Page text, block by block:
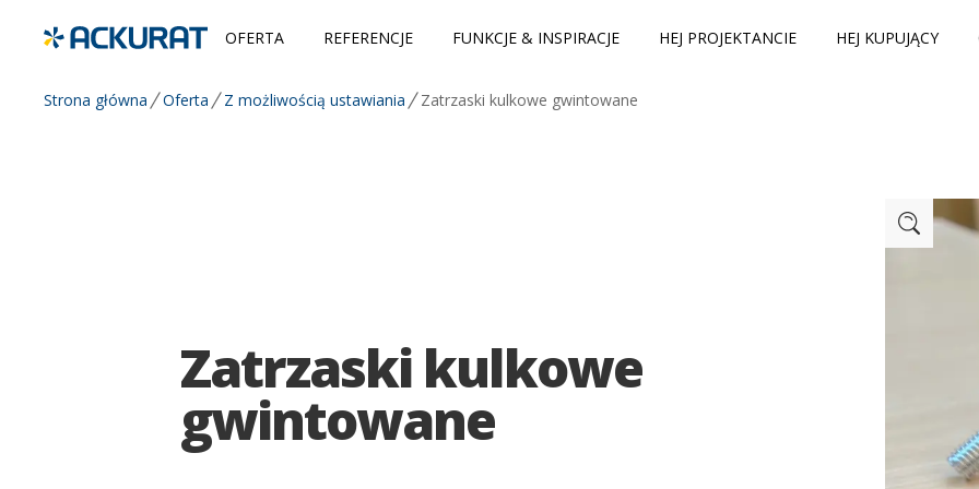
OFERTA REFERENCJE FUNKCJE & INSPIRACJE HEJ PROJEKTANCIE HEJ KUPUJĄCY
Strona główna Oferta Z możliwością ustawiania Zatrzaski kulkowe gwintowane
Zatrzaski kulkowe
gwintowane